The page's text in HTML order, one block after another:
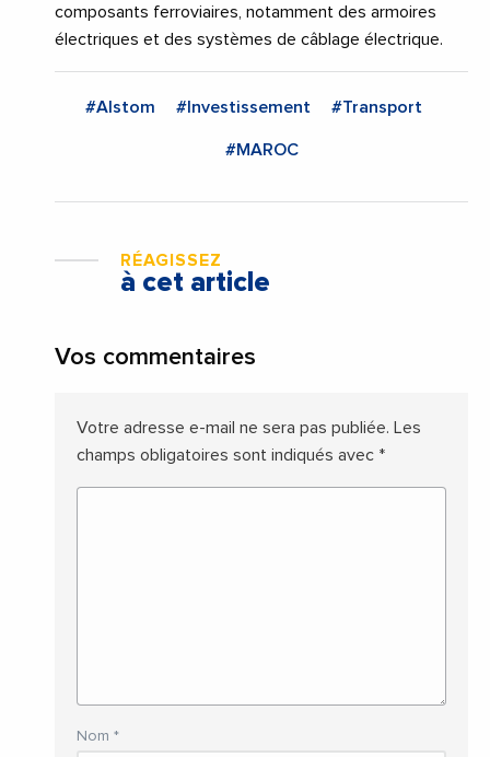
composants ferroviaires, notamment des armoires
électriques et des systèmes de câblage électrique.
#Alstom #Investissement #Transport
#MAROC
RÉAGISSEZ
à cet article
Vos commentaires
Votre adresse e-mail ne sera pas publiée. Les
champs obligatoires sont indiqués avec *
Nom *